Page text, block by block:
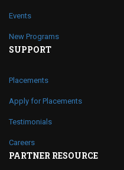
Events
New Programs
SUPPORT
Placements
Apply for Placements
Testimonials
Careers
PARTNER RESOURCE